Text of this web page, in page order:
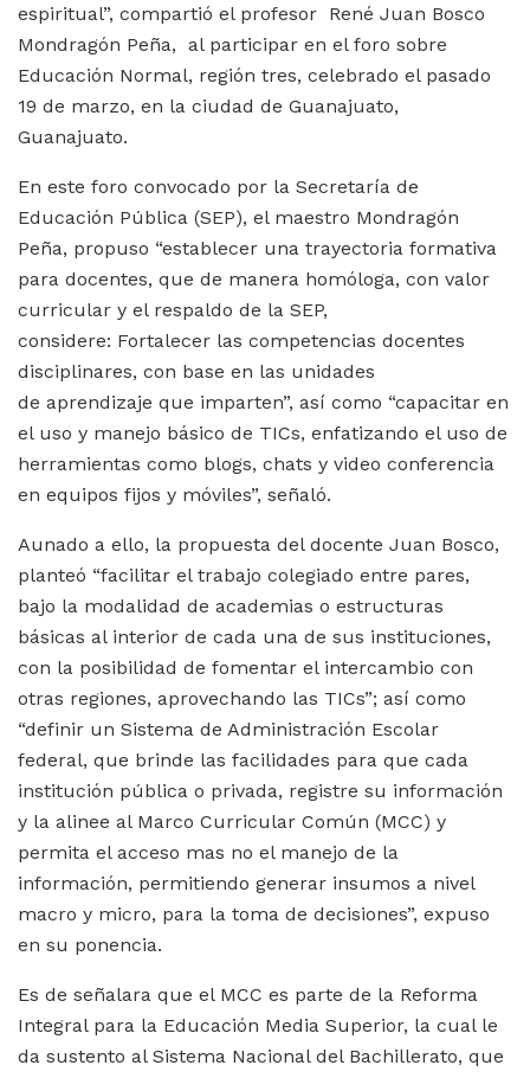
espiritual”, compartió el profesor René Juan Bosco
Mondragón Peña, al participar en el foro sobre
Educación Normal, región tres, celebrado el pasado
19 de marzo, en la ciudad de Guanajuato,
Guanajuato.
En este foro convocado por la Secretaría de
Educación Pública (SEP), el maestro Mondragón
Peña, propuso “establecer una trayectoria formativa
para docentes, que de manera homóloga, con valor
curricular y el respaldo de la SEP,
considere: Fortalecer las competencias docentes
disciplinares, con base en las unidades
de aprendizaje que imparten”, así como “capacitar en
el uso y manejo básico de TICs, enfatizando el uso de
herramientas como blogs, chats y video conferencia
en equipos fijos y móviles”, señaló.
Aunado a ello, la propuesta del docente Juan Bosco,
planteó “facilitar el trabajo colegiado entre pares,
bajo la modalidad de academias o estructuras
básicas al interior de cada una de sus instituciones,
con la posibilidad de fomentar el intercambio con
otras regiones, aprovechando las TICs”; así como
“definir un Sistema de Administración Escolar
federal, que brinde las facilidades para que cada
institución pública o privada, registre su información
y la alinee al Marco Curricular Común (MCC) y
permita el acceso mas no el manejo de la
información, permitiendo generar insumos a nivel
macro y micro, para la toma de decisiones”, expuso
en su ponencia.
Es de señalara que el MCC es parte de la Reforma
Integral para la Educación Media Superior, la cual le
da sustento al Sistema Nacional del Bachillerato, que